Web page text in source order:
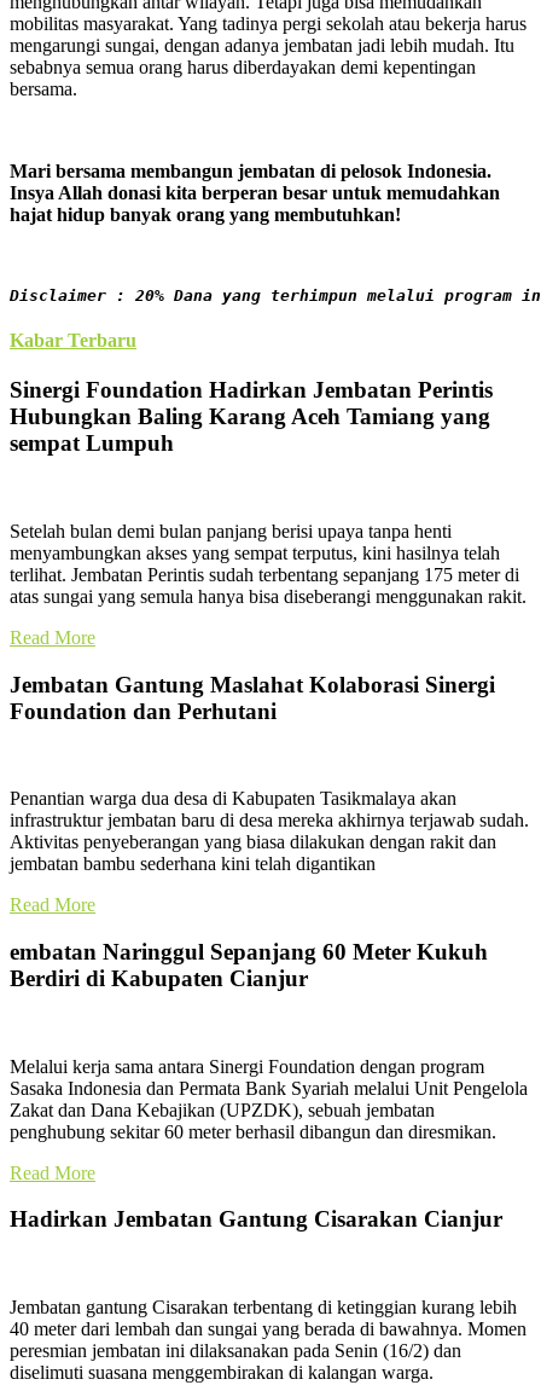
mobilitas masyarakat. Yang tadinya pergi sekolah atau bekerja harus
mengarungi sungai, dengan adanya jembatan jadi lebih mudah. Itu
sebabnya semua orang harus diberdayakan demi kepentingan
bersama.
Mari bersama membangun jembatan di pelosok Indonesia.
Insya Allah donasi kita berperan besar untuk memudahkan
hajat hidup banyak orang yang membutuhkan!
Disclaimer : 20% Dana yang terhimpun melalui program
Kabar Terbaru
Sinergi Foundation Hadirkan Jembatan Perintis
Hubungkan Baling Karang Aceh Tamiang yang
sempat Lumpuh
Setelah bulan demi bulan panjang berisi upaya tanpa henti
menyambungkan akses yang sempat terputus, kini hasilnya telah
terlihat. Jembatan Perintis sudah terbentang sepanjang 175 meter di
atas sungai yang semula hanya bisa diseberangi menggunakan rakit.
Read More
Jembatan Gantung Maslahat Kolaborasi Sinergi
Foundation dan Perhutani
Penantian warga dua desa di Kabupaten Tasikmalaya akan
infrastruktur jembatan baru di desa mereka akhirnya terjawab sudah.
Aktivitas penyeberangan yang biasa dilakukan dengan rakit dan
jembatan bambu sederhana kini telah digantikan
Read More
embatan Naringgul Sepanjang 60 Meter Kukuh
Berdiri di Kabupaten Cianjur
Melalui kerja sama antara Sinergi Foundation dengan program
Sasaka Indonesia dan Permata Bank Syariah melalui Unit Pengelola
Zakat dan Dana Kebajikan (UPZDK), sebuah jembatan
penghubung sekitar 60 meter berhasil dibangun dan diresmikan.
Read More
Hadirkan Jembatan Gantung Cisarakan Cianjur
Jembatan gantung Cisarakan terbentang di ketinggian kurang lebih
40 meter dari lembah dan sungai yang berada di bawahnya. Momen
peresmian jembatan ini dilaksanakan pada Senin (16/2) dan
diselimuti suasana menggembirakan di kalangan warga.